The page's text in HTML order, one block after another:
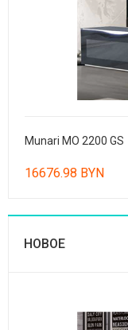
Munari MO 2200 GS
16676.98 BYN
НОВОЕ